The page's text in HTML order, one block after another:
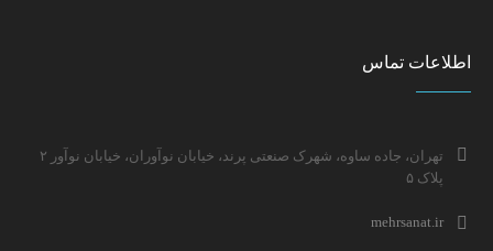
اطلاعات تماس
تهران، جاده ساوه، شهرک صنعتی پرند، خیابان نوآوران، خیابان نوآور ۲
پلاک ۵
mehrsanat.ir